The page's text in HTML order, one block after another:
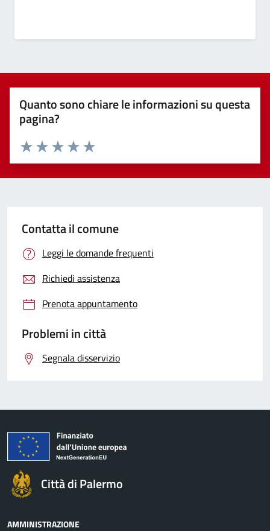
Quanto sono chiare le informazioni su questa
pagina?
Valuta 5 stelle su 5
Valuta 4 stelle su 5
Valuta 3 stelle su 5
Valuta 2 stelle su 5
Valuta 1 stelle su 5
Contatta il comune
Leggi le domande frequenti
Richiedi assistenza
Prenota appuntamento
Problemi in città
Segnala disservizio
Città di Palermo
AMMINISTRAZIONE